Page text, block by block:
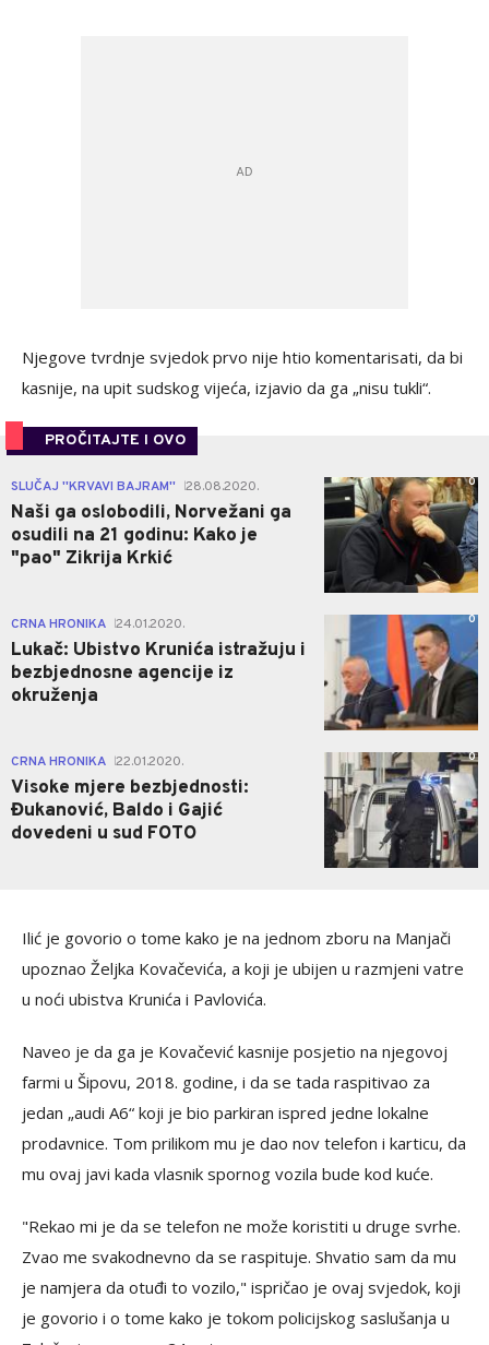
Njegove tvrdnje svjedok prvo nije htio komentarisati, da bi
kasnije, na upit sudskog vijeća, izjavio da ga „nisu tukli“.
PROČITAJTE I OVO
SLUČAJ ''KRVAVI BAJRAM'' 28.08.2020.
Naši ga oslobodili, Norvežani ga
osudili na 21 godinu: Kako je
"pao" Zikrija Krkić
0
CRNA HRONIKA 24.01.2020.
Lukač: Ubistvo Krunića istražuju i
bezbjednosne agencije iz
okruženja
0
CRNA HRONIKA 22.01.2020.
Visoke mjere bezbjednosti:
Đukanović, Baldo i Gajić
dovedeni u sud FOTO
0
Ilić je govorio o tome kako je na jednom zboru na Manjači
upoznao Željka Kovačevića, a koji je ubijen u razmjeni vatre
u noći ubistva Кrunića i Pavlovića.
Naveo je da ga je Kovačević kasnije posjetio na njegovoj
farmi u Šipovu, 2018. godine, i da se tada raspitivao za
jedan „audi A6“ koji je bio parkiran ispred jedne lokalne
prodavnice. Tom prilikom mu je dao nov telefon i karticu, da
mu ovaj javi kada vlasnik spornog vozila bude kod kuće.
"Rekao mi je da se telefon ne može koristiti u druge svrhe.
Zvao me svakodnevno da se raspituje. Shvatio sam da mu
je namjera da otuđi to vozilo," ispričao je ovaj svjedok, koji
je govorio i o tome kako je tokom policijskog saslušanja u